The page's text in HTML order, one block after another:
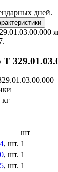
дней.
Т
кг
шт
, шт. 1
, шт. 1
, шт. 1